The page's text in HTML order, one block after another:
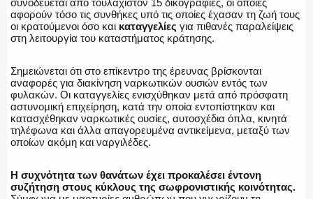
ΟΜΑΔΕΣ ΕΛ.ΑΣ.
αφορούν τόσο τις συνθήκες υπό τις οποίες έχασαν τη ζωή τους
οι κρατούμενοι όσο και καταγγελίες για πιθανές παραλείψεις
στη λειτουργία του καταστήματος κράτησης.
Σημειώνεται ότι στο επίκεντρο της έρευνας βρίσκονται
αναφορές για διακίνηση ναρκωτικών ουσιών εντός των
φυλακών. Οι καταγγελίες ενισχύθηκαν μετά από πρόσφατη
αστυνομική επιχείρηση, κατά την οποία εντοπίστηκαν και
κατασχέθηκαν ναρκωτικές ουσίες, αυτοσχέδια όπλα, κινητά
τηλέφωνα και άλλα απαγορευμένα αντικείμενα, μεταξύ των
οποίων ακόμη και ναργιλέδες.
Η συχνότητα των θανάτων έχει προκαλέσει έντονη
συζήτηση στους κύκλους της σωφρονιστικής κοινότητας.